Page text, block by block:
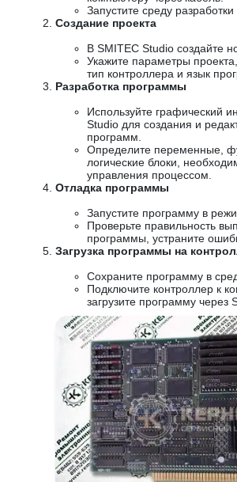
Запустите среду
Создание проекта
В SMITEC Studio создайте
Укажите параметры
тип контроллера и язык
Разработка программы
Используйте графический
Studio для создания и
программ.
Определите переменные,
логические блоки,
управления процессом.
Отладка программы
Запустите программу в
Проверьте правильность
программы, устраните
Загрузка программы на
Сохраните программу в
Подключите контроллер к
загрузите программу через